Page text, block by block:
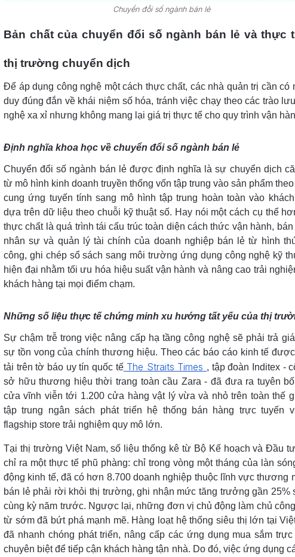
Chuyển đỗi số ngành bán lẻ
Bản chất của chuyển đổi số ngành bán lẻ và thực
thị trường chuyển dịch
Để áp dụng công nghệ một cách thực chất, các nhà quản trị cần có
duy đúng đắn về khái niệm số hóa, tránh việc chạy theo các trào
nghệ xa xỉ nhưng không mang lại giá trị thực tế cho quy trình vận
Định nghĩa khoa học về chuyển đổi số ngành bán lẻ
Chuyển đổi số ngành bán lẻ được định nghĩa là sự chuyển dịch
từ mô hình kinh doanh truyền thống vốn tập trung vào sản phẩm
cung ứng tuyến tính sang mô hình tập trung hoàn toàn vào
dựa trên dữ liệu theo chuỗi kỹ thuật số. Hay nói một cách cụ thể
thực chất là quá trình tái cấu trúc toàn diện cách thức vận hành, bán
nhân sự và quản lý tài chính của doanh nghiệp bán lẻ từ hình
công, ghi chép sổ sách sang môi trường ứng dụng công nghệ kỹ
hiện đại nhằm tối ưu hóa hiệu suất vận hành và nâng cao trải
khách hàng tại mọi điểm chạm.
Những số liệu thực tế chứng minh xu hướng tất yếu của thị
Sự chậm trễ trong việc nâng cấp hạ tầng công nghệ sẽ phải trả
sự tồn vong của chính thương hiệu. Theo các báo cáo kinh tế
tải trên tờ báo uy tín quốc tế The Straits Times , tập đoàn Inditex -
sở hữu thương hiệu thời trang toàn cầu Zara - đã đưa ra tuyên
cửa vĩnh viễn tới 1.200 cửa hàng vật lý vừa và nhỏ trên toàn thế
tập trung ngân sách phát triển hệ thống bán hàng trực tuyến
flagship store trải nghiệm quy mô lớn.
Tại thị trường Việt Nam, số liệu thống kê từ Bộ Kế hoạch và Đầu
chỉ ra một thực tế phũ phàng: chỉ trong vòng một tháng của làn
động kinh tế, đã có hơn 8.700 doanh nghiệp thuộc lĩnh vực thương
bán lẻ phải rời khỏi thị trường, ghi nhận mức tăng trưởng gần 25%
cùng kỳ năm trước. Ngược lại, những đơn vị chủ động làm chủ
từ sớm đã bứt phá mạnh mẽ. Hàng loạt hệ thống siêu thị lớn tại
đã nhanh chóng phát triển, nâng cấp các ứng dụng mua sắm trực
chuyên biệt để tiếp cận khách hàng tận nhà. Do đó, việc ứng dụng